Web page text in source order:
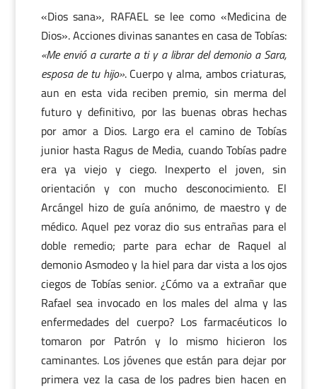
«Dios sana», RAFAEL se lee como «Medicina de
Dios». Acciones divinas sanantes en casa de Tobías:
«Me envió a curarte a ti y a librar del demonio a Sara,
esposa de tu hijo». Cuerpo y alma, ambos criaturas,
aun en esta vida reciben premio, sin merma del
futuro y definitivo, por las buenas obras hechas
por amor a Dios. Largo era el camino de Tobías
junior hasta Ragus de Media, cuando Tobías padre
era ya viejo y ciego. Inexperto el joven, sin
orientación y con mucho desconocimiento. El
Arcángel hizo de guía anónimo, de maestro y de
médico. Aquel pez voraz dio sus entrañas para el
doble remedio; parte para echar de Raquel al
demonio Asmodeo y la hiel para dar vista a los ojos
ciegos de Tobías senior. ¿Cómo va a extrañar que
Rafael sea invocado en los males del alma y las
enfermedades del cuerpo? Los farmacéuticos lo
tomaron por Patrón y lo mismo hicieron los
caminantes. Los jóvenes que están para dejar por
primera vez la casa de los padres bien hacen en